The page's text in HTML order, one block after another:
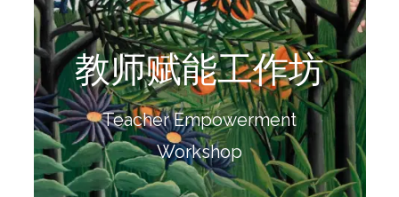
教师赋能工作坊
Teacher Empowerment
Workshop
教师赋能工作坊
支持每一位一线老师的专业成长，让温柔而有效的教
育方法，回到孩子每天的课堂与生活里。
阅读更多